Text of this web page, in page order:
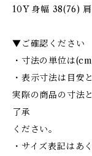
10Y 身幅 38(76)
▼ご確認ください
・寸法の単位は
・表示寸法は目安
実際の商品の寸法
了承
ください。
・サイズ表記はあ